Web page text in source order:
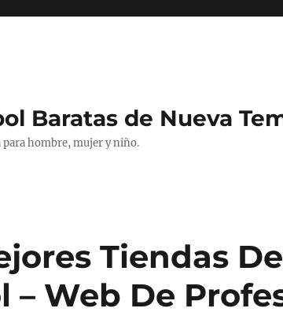
Baratas de Nueva
para hombre, mujer y niño.
Tiendas
– Web De